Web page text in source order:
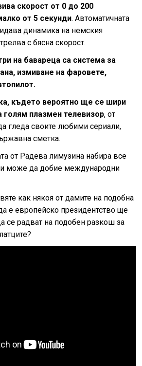
скорост от 0 до 200
от 5 секунди. Автоматичната
динамика на немския
с бясна скорост.
на бавареца са система за
измиване на фаровете,
където вероятно ще се шири
голям плазмен телевизор, от
гледа своите любими сериали,
сметка.
от Радева лимузина набира все
и може да добие международни
как някоя от дамите на подобна
е европейско президентство ще
се радват на подобен разкош за